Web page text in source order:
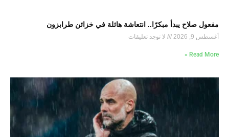
مفعول صلاح يبدأ مبكرًا.. انتعاشة هائلة في خزائن طرابزون
أغسطس 9, 2026 لا توجد تعليقات
Read More »